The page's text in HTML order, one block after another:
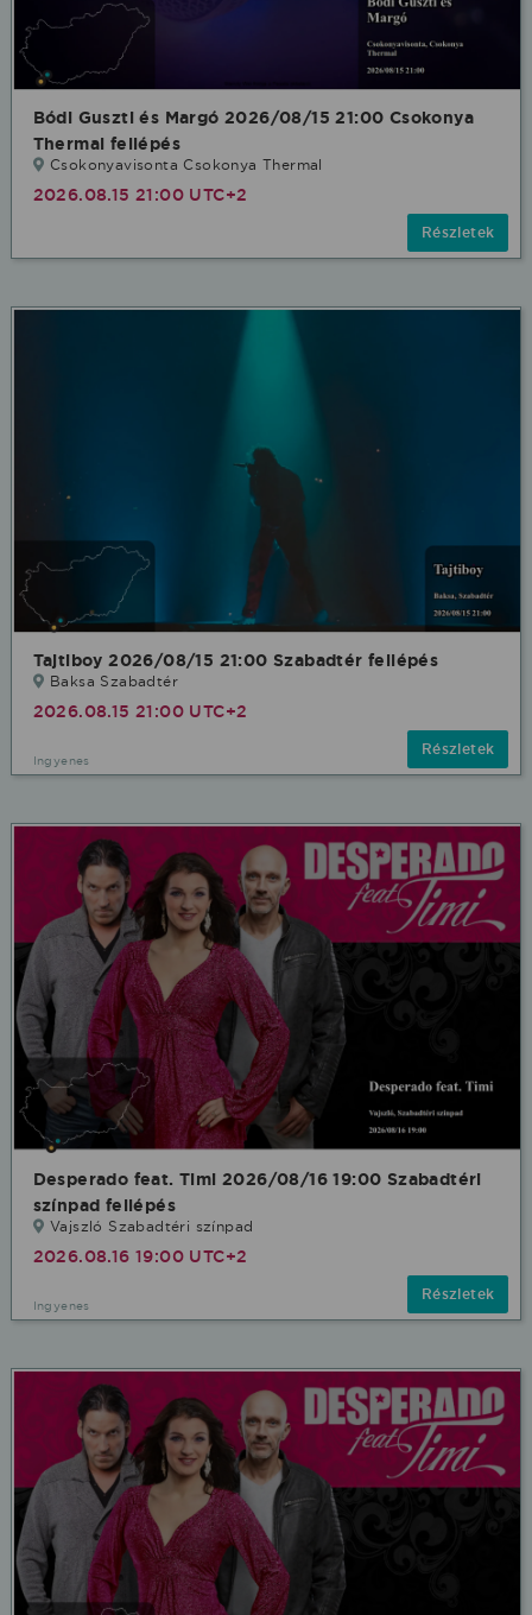
Bódi Guszti és Margó 2026/08/15 21:00 Csokonya
Thermal fellépés
Csokonyavisonta Csokonya Thermal
2026.08.15 21:00 UTC+2
Részletek
Tajtiboy 2026/08/15 21:00 Szabadtér fellépés
Baksa Szabadtér
2026.08.15 21:00 UTC+2
Ingyenes
Részletek
Desperado feat. Timi 2026/08/16 19:00 Szabadtéri
színpad fellépés
Vajszló Szabadtéri színpad
2026.08.16 19:00 UTC+2
Ingyenes
Részletek